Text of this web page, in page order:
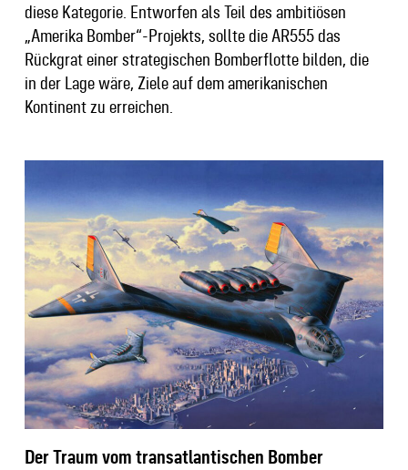
diese Kategorie. Entworfen als Teil des ambitiösen
„Amerika Bomber“-Projekts, sollte die AR555 das
Rückgrat einer strategischen Bomberflotte bilden, die
in der Lage wäre, Ziele auf dem amerikanischen
Kontinent zu erreichen.
Der Traum vom transatlantischen Bomber